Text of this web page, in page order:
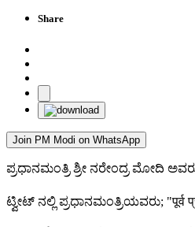
Share
Join PM Modi on WhatsApp
ಪ್ರಧಾನಮಂತ್ರಿ ಶ್ರೀ ನರೇಂದ್ರ ಮೋದಿ
ಟ್ವೀಟ್ ನಲ್ಲಿ ಪ್ರಧಾನಮಂತ್ರಿಯವರು; "पूर्व